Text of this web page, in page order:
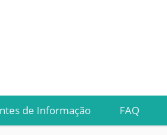
de Informação FAQ